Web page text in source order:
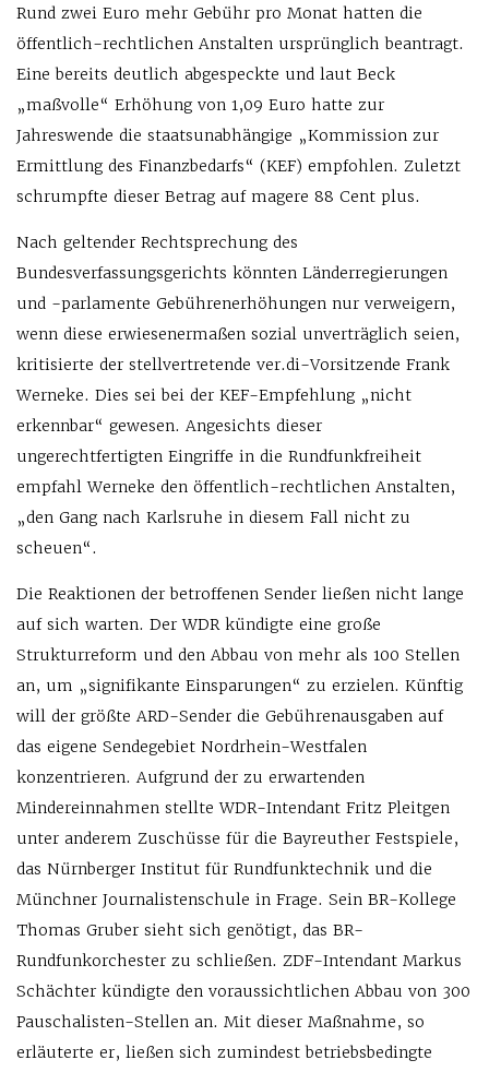
Rund zwei Euro mehr Gebühr pro Monat hatten die
öffentlich-rechtlichen Anstalten ursprünglich beantragt.
Eine bereits deutlich abgespeckte und laut Beck
„maßvolle“ Erhöhung von 1,09 Euro hatte zur
Jahreswende die staatsunabhängige „Kommission zur
Ermittlung des Finanzbedarfs“ (KEF) empfohlen. Zuletzt
schrumpfte dieser Betrag auf magere 88 Cent plus.
Nach geltender Rechtsprechung des
Bundesverfassungsgerichts könnten Länderregierungen
und -parlamente Gebührenerhöhungen nur verweigern,
wenn diese erwiesenermaßen sozial unverträglich seien,
kritisierte der stellvertretende ver.di-Vorsitzende Frank
Werneke. Dies sei bei der KEF-Empfehlung „nicht
erkennbar“ gewesen. Angesichts dieser
ungerechtfertigten Eingriffe in die Rundfunkfreiheit
empfahl Werneke den öffentlich-rechtlichen Anstalten,
„den Gang nach Karlsruhe in diesem Fall nicht zu
scheuen“.
Die Reaktionen der betroffenen Sender ließen nicht lange
auf sich warten. Der WDR kündigte eine große
Strukturreform und den Abbau von mehr als 100 Stellen
an, um „signifikante Einsparungen“ zu erzielen. Künftig
will der größte ARD-Sender die Gebührenausgaben auf
das eigene Sendegebiet Nordrhein-Westfalen
konzentrieren. Aufgrund der zu erwartenden
Mindereinnahmen stellte WDR-Intendant Fritz Pleitgen
unter anderem Zuschüsse für die Bayreuther Festspiele,
das Nürnberger Institut für Rundfunktechnik und die
Münchner Journalistenschule in Frage. Sein BR-Kollege
Thomas Gruber sieht sich genötigt, das BR-
Rundfunkorchester zu schließen. ZDF-Intendant Markus
Schächter kündigte den voraussichtlichen Abbau von 300
Pauschalisten-Stellen an. Mit dieser Maßnahme, so
erläuterte er, ließen sich zumindest betriebsbedingte